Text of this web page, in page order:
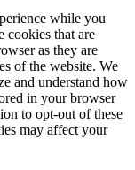
while you
cookies that are
as they are
of the website. We
and understand how
in your browser
to opt-out of these
may affect your